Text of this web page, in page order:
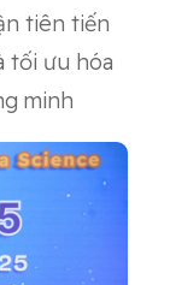
tiên tiến
tối ưu hóa
minh